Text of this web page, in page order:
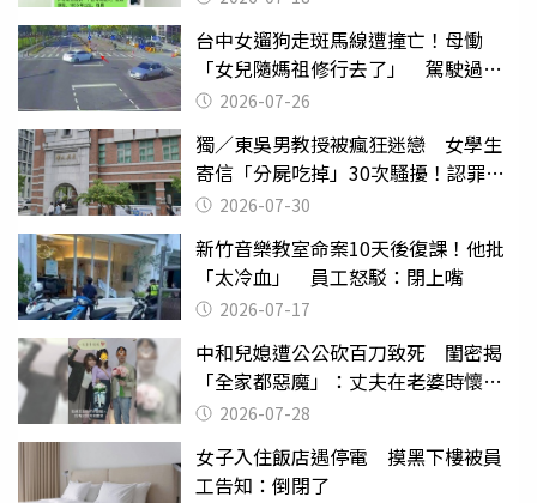
台中女遛狗走斑馬線遭撞亡！母慟
「女兒隨媽祖修行去了」 駕駛過失
致死判9月
2026-07-26
獨／東吳男教授被瘋狂迷戀 女學生
寄信「分屍吃掉」30次騷擾！認罪免
關 2026-07-30
新竹音樂教室命案10天後復課！他批
「太冷血」 員工怒駁：閉上嘴
2026-07-17
中和兒媳遭公公砍百刀致死 閨密揭
「全家都惡魔」：丈夫在老婆時懷孕
摔東西
2026-07-28
女子入住飯店遇停電 摸黑下樓被員
工告知：倒閉了